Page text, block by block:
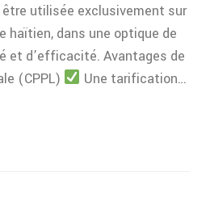
utilisée exclusivement sur
haïtien, dans une optique de
et d’efficacité. Avantages de
(CPPL)
Une tarification…